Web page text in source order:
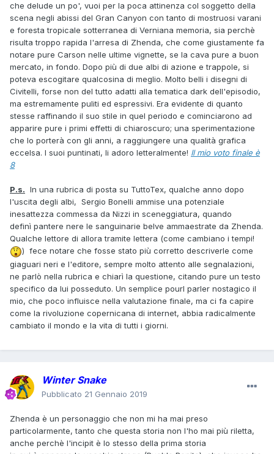
che delude un po', vuoi per la poca attinenza col soggetto della
scena negli abissi del Gran Canyon con tanto di mostruosi varani
e foresta tropicale sotterranea di Verniana memoria, sia perchè
risulta troppo rapida l'arresa di Zhenda, che come giustamente fa
notare pure Carson nelle ultime vignette, se la cava pure a buon
mercato, in fondo. Dopo più di due albi di azione e trappole, si
poteva escogitare qualcosina di meglio. Molto belli i disegni di
Civitelli, forse non del tutto adatti alla tematica dark dell'episodio,
ma estremamente puliti ed espressivi. Era evidente di quanto
stesse raffinando il suo stile in quel periodo e cominciarono ad
apparire pure i primi effetti di chiaroscuro; una sperimentazione
che lo porterà con gli anni, a raggiungere una qualità grafica
eccelsa. I suoi puntinati, li adoro letteralmente! Il mio voto finale è
8
P.s. In una rubrica di posta su TuttoTex, qualche anno dopo
l'uscita degli albi, Sergio Bonelli ammise una potenziale
inesattezza commessa da Nizzi in sceneggiatura, quando
definì pantere nere le sanguinarie belve ammaestrate da Zhenda.
Qualche lettore di allora tramite lettera (come cambiano i tempi!
) fece notare che fosse stato più corretto descriverle come
giaguari neri e l'editore, sempre molto attento alle segnalazioni,
ne parlò nella rubrica e chiarì la questione, citando pure un testo
specifico da lui posseduto. Un semplice pourl parler nostagico il
mio, che poco influisce nella valutazione finale, ma ci fa capire
come la rivoluzione copernicana di internet, abbia radicalmente
cambiato il mondo e la vita di tutti i giorni.
Winter Snake
Pubblicato 21 Gennaio 2019
Zhenda è un personaggio che non mi ha mai preso
particolarmente, tanto che questa storia non l'ho mai più riletta,
anche perchè l'incipit è lo stesso della prima storia